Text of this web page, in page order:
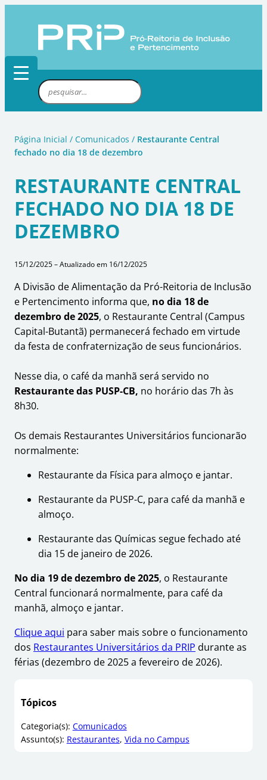
conteúdo
P
e
s
u
a
r
Página Inicial / Comunicados / Restaurante Central
fechado no dia 18 de dezembro
RESTAURANTE CENTRAL
FECHADO NO DIA 18 DE
DEZEMBRO
15/12/2025 – Atualizado em 16/12/2025
A Divisão de Alimentação da Pró-Reitoria de Inclusão
e Pertencimento informa que, no dia 18 de
dezembro de 2025, o Restaurante Central (Campus
Capital-Butantã) permanecerá fechado em virtude
da festa de confraternização de seus funcionários.
Nesse dia, o café da manhã será servido no
Restaurante das PUSP-CB, no horário das 7h às
8h30.
Os demais Restaurantes Universitários funcionarão
normalmente:
Restaurante da Física para almoço e jantar.
Restaurante da PUSP-C, para café da manhã e
almoço.
Restaurante das Químicas segue fechado até
dia 15 de janeiro de 2026.
No dia 19 de dezembro de 2025, o Restaurante
Central funcionará normalmente, para café da
manhã, almoço e jantar.
Clique aqui para saber mais sobre o funcionamento
dos Restaurantes Universitários da PRIP durante as
férias (dezembro de 2025 a fevereiro de 2026).
Tópicos
Categoria(s): Comunicados
Assunto(s): Restaurantes, Vida no Campus